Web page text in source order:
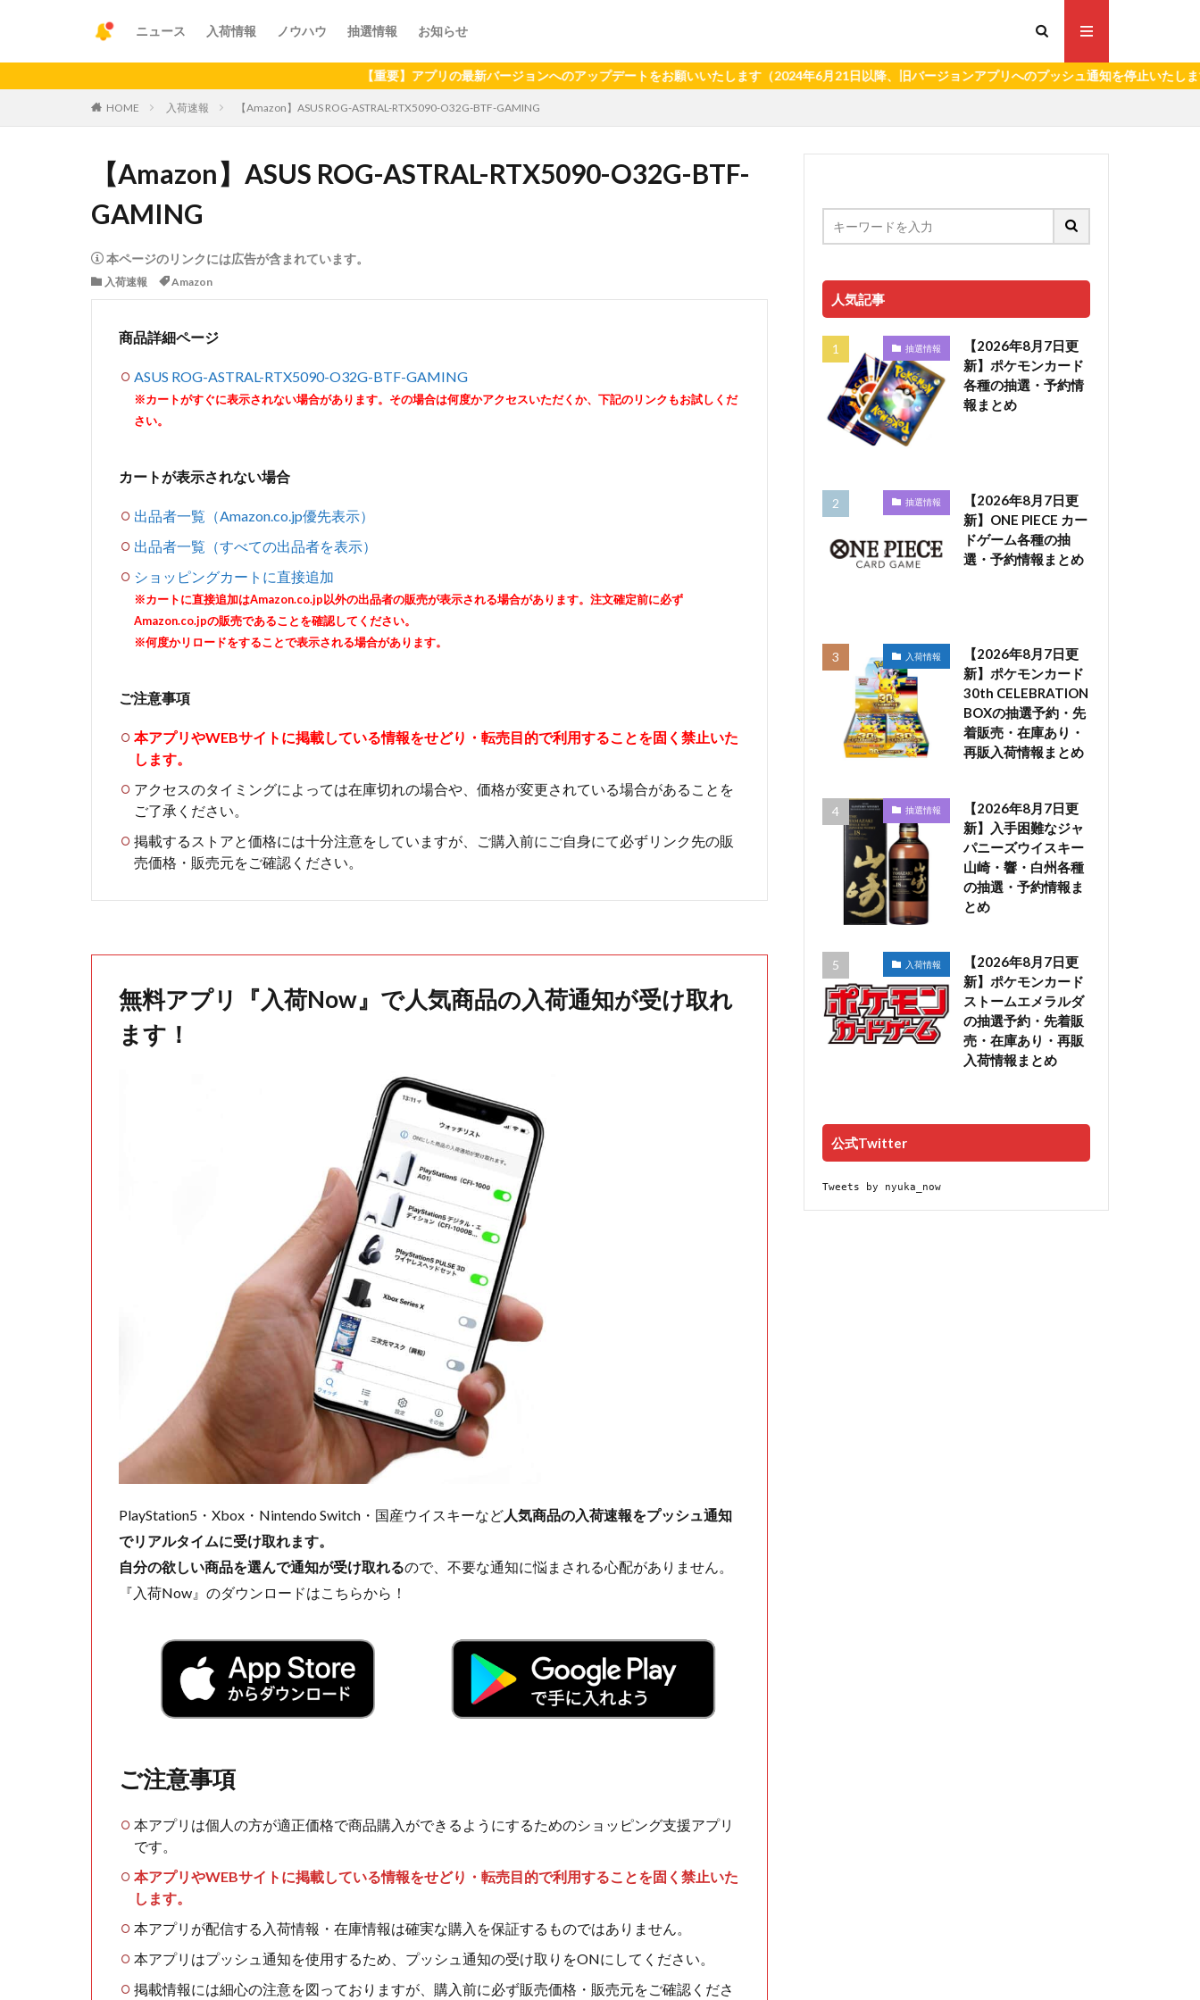
ニュース 入荷情報 ノウハウ 抽選情報 お知らせ
【重要】アプリの最新バージョンへのアップデートをお願いいたします（2024年6月21日以降、旧バージョンアプリへのプッシュ通知を停止いたします。）
HOME 入荷速報 【Amazon】ASUS ROG-ASTRAL-RTX5090-O32G-BTF-GAMING
【Amazon】ASUS ROG-ASTRAL-RTX5090-O32G-BTF-
GAMING
本ページのリンクには広告が含まれています。
入荷速報 Amazon
商品詳細ページ
ASUS ROG-ASTRAL-RTX5090-O32G-BTF-GAMING
※カートがすぐに表示されない場合があります。その場合は何度かアクセスいただくか、下記のリンクもお試しくだ
さい。
カートが表示されない場合
出品者一覧（Amazon.co.jp優先表示）
出品者一覧（すべての出品者を表示）
ショッピングカートに直接追加
※カートに直接追加はAmazon.co.jp以外の出品者の販売が表示される場合があります。注文確定前に必ず
Amazon.co.jpの販売であることを確認してください。
※何度かリロードをすることで表示される場合があります。
ご注意事項
本アプリやWEBサイトに掲載している情報をせどり・転売目的で利用することを固く禁止いた
します。
アクセスのタイミングによっては在庫切れの場合や、価格が変更されている場合があることを
ご了承ください。
掲載するストアと価格には十分注意をしていますが、ご購入前にご自身にて必ずリンク先の販
売価格・販売元をご確認ください。
無料アプリ『入荷Now』で人気商品の入荷通知が受け取れ
ます！
PlayStation5・Xbox・Nintendo Switch・国産ウイスキーなど人気商品の入荷速報をプッシュ通知
でリアルタイムに受け取れます。
自分の欲しい商品を選んで通知が受け取れるので、不要な通知に悩まされる心配がありません。
『入荷Now』のダウンロードはこちらから！
ご注意事項
本アプリは個人の方が適正価格で商品購入ができるようにするためのショッピング支援アプリ
です。
本アプリやWEBサイトに掲載している情報をせどり・転売目的で利用することを固く禁止いた
します。
本アプリが配信する入荷情報・在庫情報は確実な購入を保証するものではありません。
本アプリはプッシュ通知を使用するため、プッシュ通知の受け取りをONにしてください。
掲載情報には細心の注意を図っておりますが、購入前に必ず販売価格・販売元をご確認くださ
人気記事
抽選情報
【2026年8月7日更
新】ポケモンカード
各種の抽選・予約情
報まとめ
抽選情報
【2026年8月7日更
新】ONE PIECE カー
ドゲーム各種の抽
選・予約情報まとめ
入荷情報
【2026年8月7日更
新】ポケモンカード
30th CELEBRATION
BOXの抽選予約・先
着販売・在庫あり・
再販入荷情報まとめ
抽選情報
【2026年8月7日更
新】入手困難なジャ
パニーズウイスキー
山崎・響・白州各種
の抽選・予約情報ま
とめ
入荷情報
【2026年8月7日更
新】ポケモンカード
ストームエメラルダ
の抽選予約・先着販
売・在庫あり・再販
入荷情報まとめ
公式Twitter
Tweets by nyuka_now